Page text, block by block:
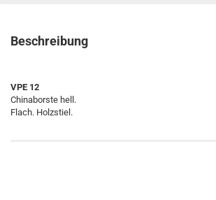
Beschreibung
VPE 12
Chinaborste hell.
Flach. Holzstiel.